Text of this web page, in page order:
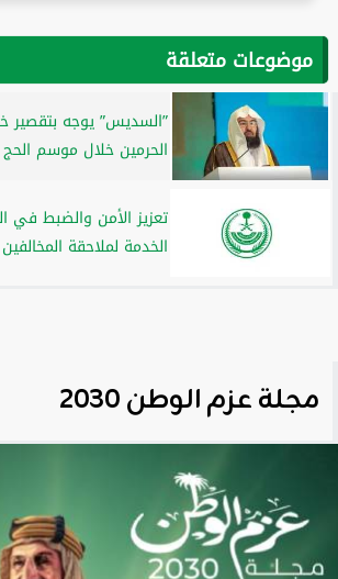
موضوعات متعلقة
”السديس” يوجه
الحرمين خلال موسم الحج
تعزيز الأمن والضبط في
الخدمة لملاحقة المخالفين
مجلة عزم الوطن 2030